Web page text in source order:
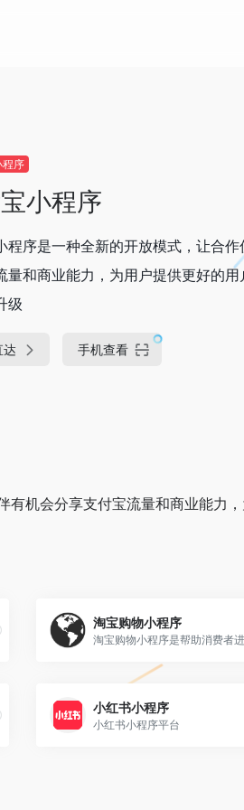
程序
小程序
程序是一种全新的开放模式，让合
量和商业能力，为用户提供更好的
级
达 手机查看
机会分享支付宝流量和商业能力
淘宝购物小程序
小红书小程序
小红书小程序平台